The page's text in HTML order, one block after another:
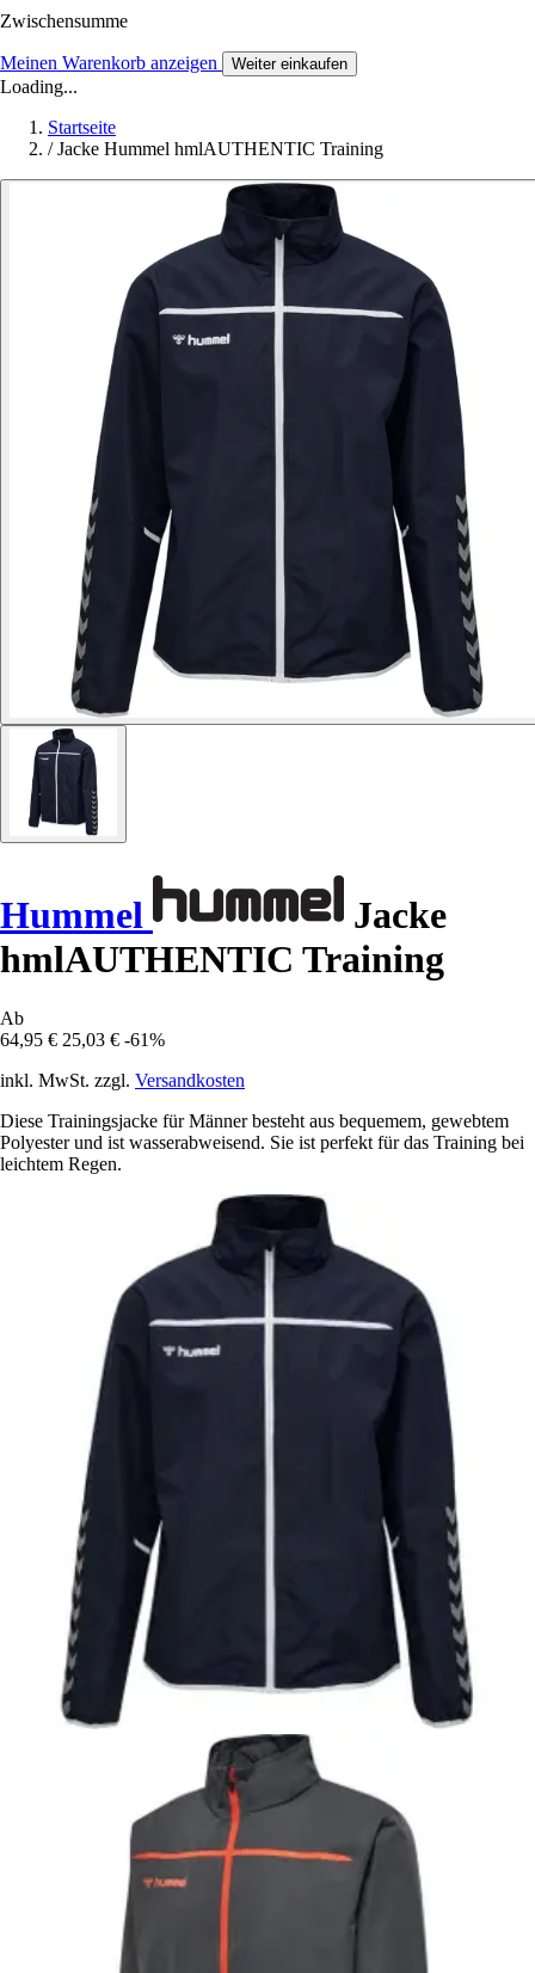
Zwischensumme
Meinen Warenkorb anzeigen Weiter einkaufen
Loading...
Startseite
/ Jacke Hummel hmlAUTHENTIC Training
Hummel
Jacke
hmlAUTHENTIC Training
Ab
64,95 € 25,03 € -61%
inkl. MwSt. zzgl. Versandkosten
Diese Trainingsjacke für Männer besteht aus bequemem, gewebtem
Polyester und ist wasserabweisend. Sie ist perfekt für das Training bei
leichtem Regen.